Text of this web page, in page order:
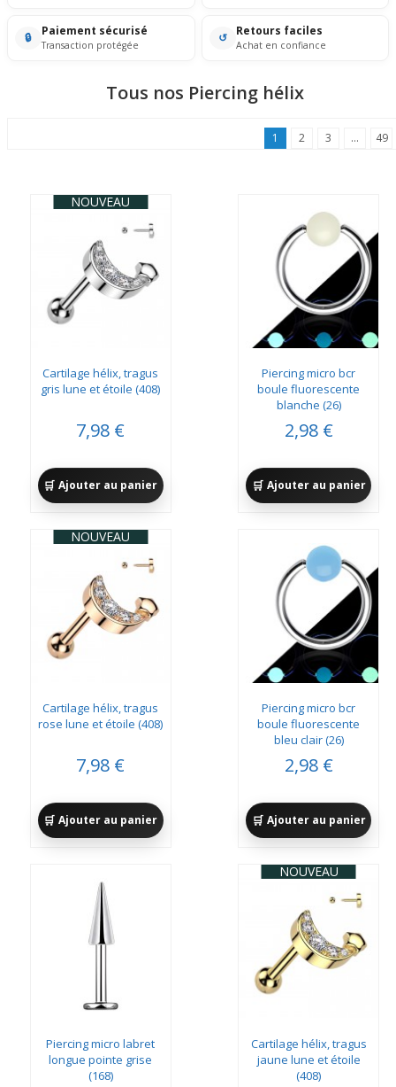
🔒 Paiement sécurisé
Transaction protégée ↺ Retours faciles
Achat en confiance
Tous nos Piercing hélix
1 2 3 ... 49
NOUVEAU
Cartilage hélix, tragus
gris lune et étoile (408)
7,98 €
Ajouter au panier
Piercing micro bcr
boule fluorescente
blanche (26)
2,98 €
Ajouter au panier
NOUVEAU
Cartilage hélix, tragus
rose lune et étoile (408)
7,98 €
Ajouter au panier
Piercing micro bcr
boule fluorescente
bleu clair (26)
2,98 €
Ajouter au panier
Piercing micro labret
longue pointe grise
(168)
NOUVEAU
Cartilage hélix, tragus
jaune lune et étoile
(408)